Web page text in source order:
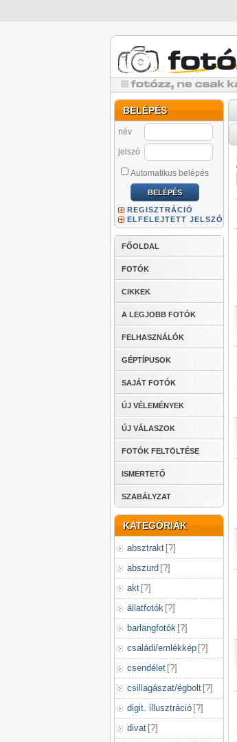
BELÉPÉS
név
jelszó
Automatikus belépés
REGISZTRÁCIÓ
ELFELEJTETT JELSZÓ
FŐOLDAL
FOTÓK
CIKKEK
A LEGJOBB FOTÓK
FELHASZNÁLÓK
GÉPTÍPUSOK
SAJÁT FOTÓK
ÚJ VÉLEMÉNYEK
ÚJ VÁLASZOK
FOTÓK FELTÖLTÉSE
ISMERTETŐ
SZABÁLYZAT
KATEGÓRIÁK
absztrakt [?]
abszurd [?]
akt [?]
állatfotók [?]
barlangfotók [?]
családi/emlékkép [?]
csendélet [?]
csillagászat/égbolt [?]
digit. illusztráció [?]
divat [?]